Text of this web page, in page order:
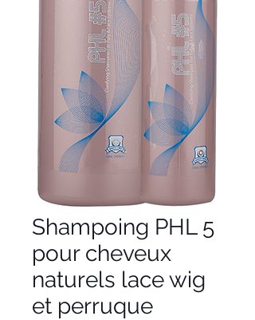
Shampoing PHL 5
pour cheveux
naturels lace wig
et perruque